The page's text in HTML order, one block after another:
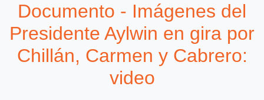
Documento - Imágenes del
Presidente Aylwin en gira por
Chillán, Carmen y Cabrero:
video